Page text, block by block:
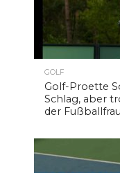
GOLF
Golf-Proette
Schlag, aber
der